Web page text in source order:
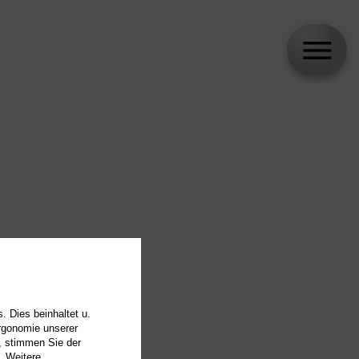
Dies beinhaltet u.
unserer
stimmen Sie der